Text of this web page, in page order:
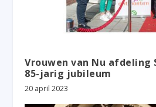
Vrouwen van Nu
85-jarig jubileum
20 april 2023